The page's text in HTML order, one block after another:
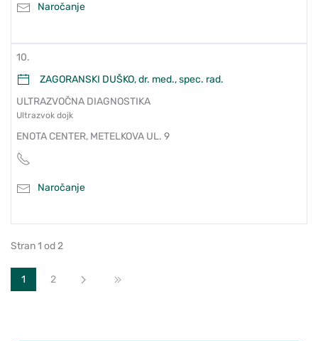
Naročanje
10.
ZAGORANSKI DUŠKO, dr. med., spec. rad.
ULTRAZVOČNA DIAGNOSTIKA
Ultrazvok dojk
ENOTA CENTER, METELKOVA UL. 9
Naročanje
Stran 1 od 2
1 2 Naprej